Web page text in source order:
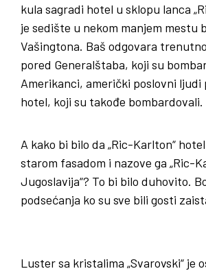
kula sagradi hotel u sklopu lanca
je sedište u nekom manjem mestu
Vašingtona. Baš odgovara
pored Generalštaba, koji su
Amerikanci, američki poslovni ljudi
hotel, koji su takođe bombardovali.
A kako bi bilo da „Ric-Karlton“
starom fasadom i nazove ga „Ric-
Jugoslavija“? To bi bilo duhovito.
podsećanja ko su sve bili gosti
Luster sa kristalima „Svarovski“ je